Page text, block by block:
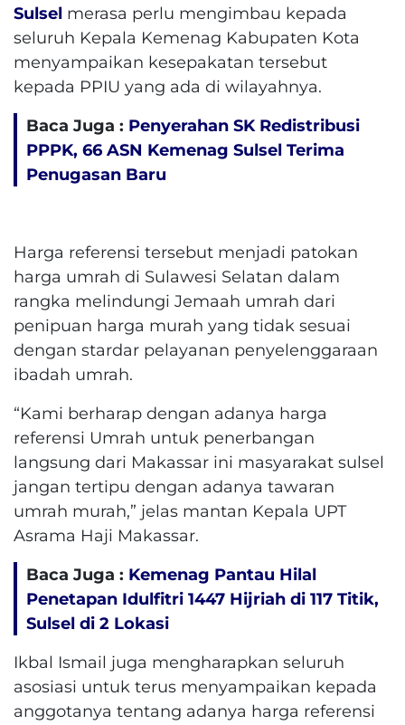
Sulsel merasa perlu mengimbau kepada
seluruh Kepala Kemenag Kabupaten Kota
menyampaikan kesepakatan tersebut
kepada PPIU yang ada di wilayahnya.
Baca Juga : Penyerahan SK Redistribusi
PPPK, 66 ASN Kemenag Sulsel Terima
Penugasan Baru
Harga referensi tersebut menjadi patokan
harga umrah di Sulawesi Selatan dalam
rangka melindungi Jemaah umrah dari
penipuan harga murah yang tidak sesuai
dengan stardar pelayanan penyelenggaraan
ibadah umrah.
“Kami berharap dengan adanya harga
referensi Umrah untuk penerbangan
langsung dari Makassar ini masyarakat sulsel
jangan tertipu dengan adanya tawaran
umrah murah,” jelas mantan Kepala UPT
Asrama Haji Makassar.
Baca Juga : Kemenag Pantau Hilal
Penetapan Idulfitri 1447 Hijriah di 117 Titik,
Sulsel di 2 Lokasi
Ikbal Ismail juga mengharapkan seluruh
asosiasi untuk terus menyampaikan kepada
anggotanya tentang adanya harga referensi